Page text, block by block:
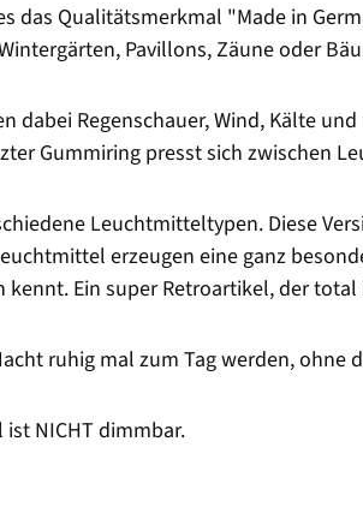
das Qualitätsmerkmal "Made in
Pavillons, Zäune oder
dabei Regenschauer, Wind, Kälte
Gummiring presst sich zwischen
Leuchtmitteltypen. Diese
erzeugen eine ganz
Ein super Retroartikel, der
ruhig mal zum Tag werden,
NICHT dimmbar.